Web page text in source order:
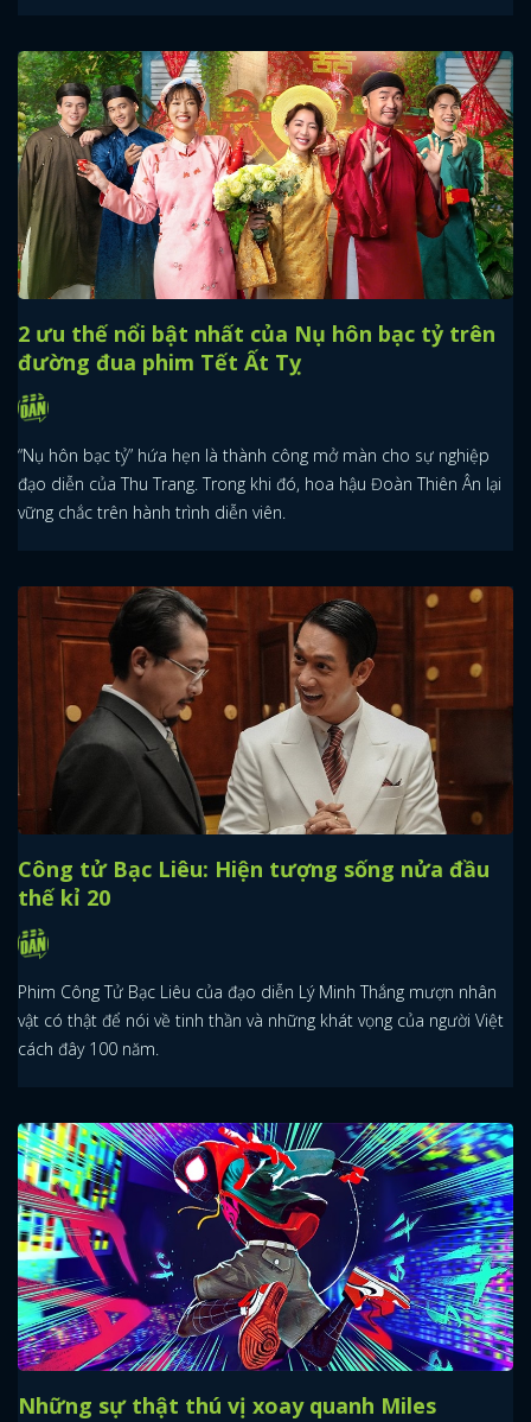
2 ưu thế nổi bật nhất của Nụ hôn bạc tỷ trên
đường đua phim Tết Ất Tỵ
“Nụ hôn bạc tỷ” hứa hẹn là thành công mở màn cho sự nghiệp
đạo diễn của Thu Trang. Trong khi đó, hoa hậu Đoàn Thiên Ân lại
vững chắc trên hành trình diễn viên.
Công tử Bạc Liêu: Hiện tượng sống nửa đầu
thế kỉ 20
Phim Công Tử Bạc Liêu của đạo diễn Lý Minh Thắng mượn nhân
vật có thật để nói về tinh thần và những khát vọng của người Việt
cách đây 100 năm.
Những sự thật thú vị xoay quanh Miles